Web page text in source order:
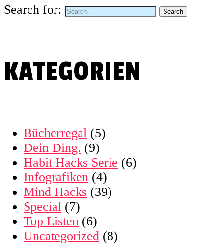
Search for:
KATEGORIEN
Bücherregal (5)
Dein Ding. (9)
Habit Hacks Serie (6)
Infografiken (4)
Mind Hacks (39)
Special (7)
Top Listen (6)
Uncategorized (8)